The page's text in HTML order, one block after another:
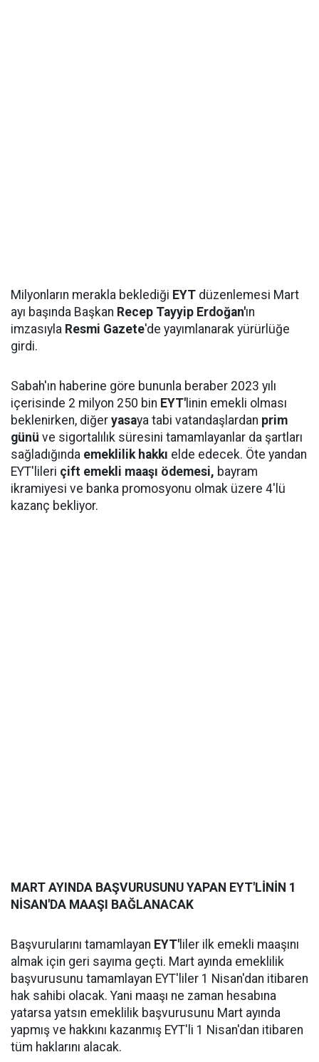
Milyonların merakla beklediği EYT düzenlemesi Mart
ayı başında Başkan Recep Tayyip Erdoğan'ın
imzasıyla Resmi Gazete'de yayımlanarak yürürlüğe
girdi.
Sabah'ın haberine göre bununla beraber 2023 yılı
içerisinde 2 milyon 250 bin EYT' linin emekli olması
beklenirken, diğer yasaya tabi vatandaşlardan prim
günü ve sigortalılık süresini tamamlayanlar da şartları
sağladığında emeklilik hakkı elde edecek. Öte yandan
EYT'lileri çift emekli maaşı ödemesi, bayram
ikramiyesi ve banka promosyonu olmak üzere 4'lü
kazanç bekliyor.
MART AYINDA BAŞVURUSUNU YAPAN EYT'LİNİN 1
NİSAN'DA MAAŞI BAĞLANACAK
Başvurularını tamamlayan EYT' liler ilk emekli maaşını
almak için geri sayıma geçti. Mart ayında emeklilik
başvurusunu tamamlayan EYT'liler 1 Nisan'dan itibaren
hak sahibi olacak. Yani maaşı ne zaman hesabına
yatarsa yatsın emeklilik başvurusunu Mart ayında
yapmış ve hakkını kazanmış EYT'li 1 Nisan'dan itibaren
tüm haklarını alacak.